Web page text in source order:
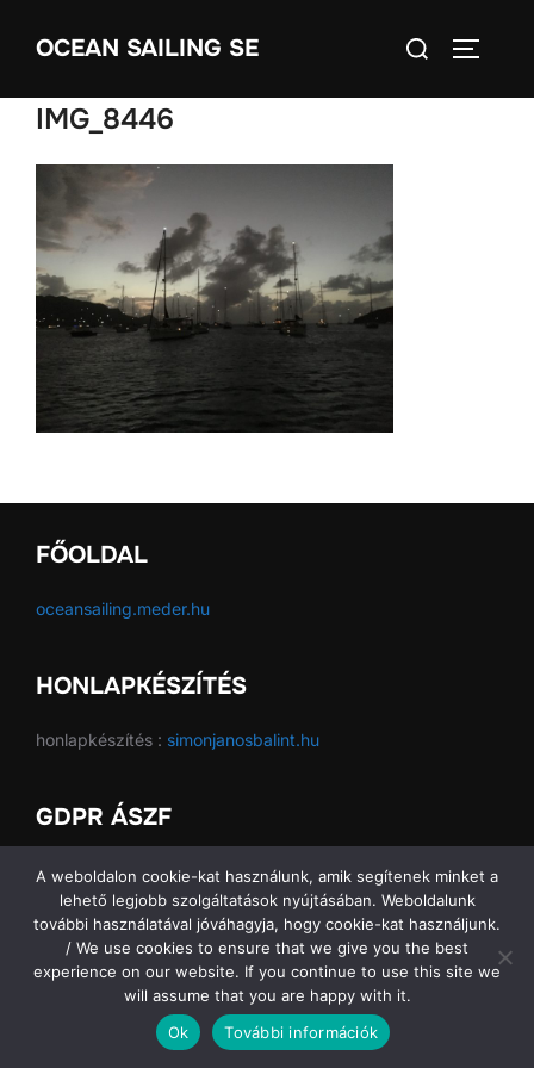
OCEAN SAILING SE
Search
IMG_8446
FŐOLDAL
oceansailing.meder.hu
HONLAPKÉSZÍTÉS
honlapkészítés : simonjanosbalint.hu
GDPR ÁSZF
GDPR ÁSZF
Copyright © 2026 Ocean Sailing SE
A weboldalon cookie-kat használunk, amik segítenek minket a
lehető legjobb szolgáltatások nyújtásában. Weboldalunk
további használatával jóváhagyja, hogy cookie-kat használjunk.
/ We use cookies to ensure that we give you the best
experience on our website. If you continue to use this site we
will assume that you are happy with it.
Ok
További információk